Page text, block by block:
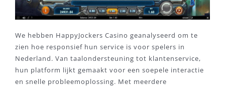
We hebben HappyJockers Casino geanalyseerd om te
zien hoe responsief hun service is voor spelers in
Nederland. Van taalondersteuning tot klantenservice,
hun platform lijkt gemaakt voor een soepele interactie
en snelle probleemoplossing. Met meerdere